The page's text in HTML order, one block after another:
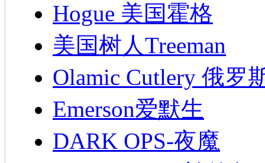
Hogue 美国霍格
美国树人Treeman
Olamic Cutlery 俄罗
Emerson爱默生
DARK OPS-夜魔